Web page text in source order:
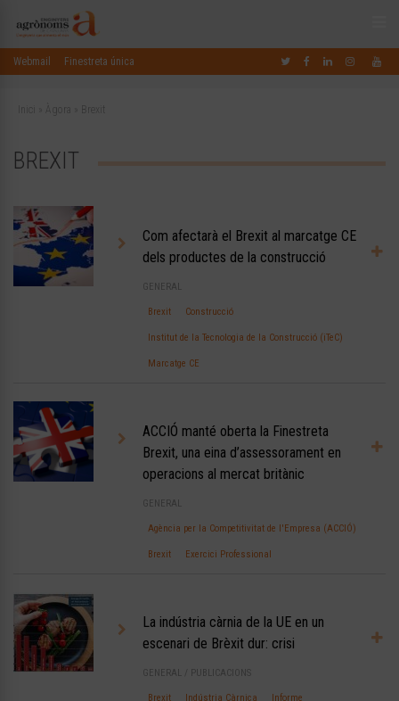
Webmail Finestreta única
Inici Àgora Brexit
BREXIT
Com afectarà el Brexit al marcatge CE
dels productes de la construcció
GENERAL
Brexit Construcció
Institut de la Tecnologia de la Construcció (iTeC)
Marcatge CE
ACCIÓ manté oberta la Finestreta
Brexit, una eina d’assessorament en
operacions al mercat britànic
GENERAL
Agència per la Competitivitat de l'Empresa (ACCIÓ)
Brexit Exercici Professional
La indústria càrnia de la UE en un
escenari de Brèxit dur: crisi
GENERAL PUBLICACIONS
Brexit Indústria Càrnica Informe